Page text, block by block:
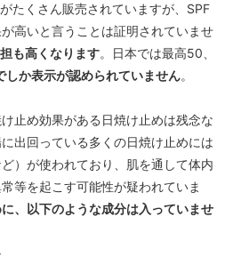
たくさん販売されていますが、SPF
高いと言うことは証明されていませ
も高くなります。日本では最高50、
か表示が認められていません。
止め効果がある日焼け止めは残念な
出回っている多くの日焼け止めには
）が使われており、肌を通して体内
等を起こす可能性が疑われていま
、以下のような成分は入っていませ